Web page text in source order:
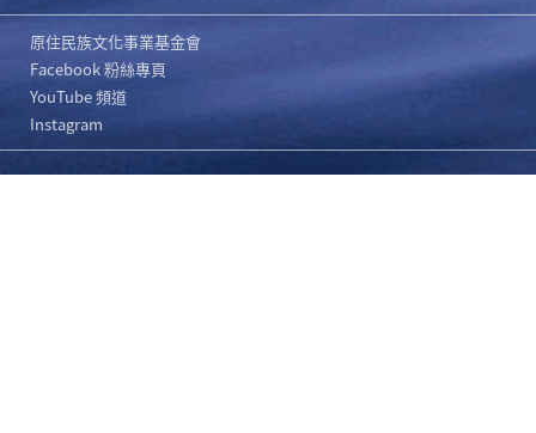
原住民族文化事業基金會
Facebook 粉絲專頁
YouTube 頻道
Instagram